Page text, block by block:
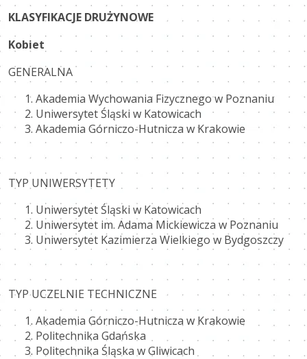
KLASYFIKACJE DRUŻYNOWE
Kobiet
GENERALNA
Akademia Wychowania Fizycznego w Poznaniu
Uniwersytet Śląski w Katowicach
Akademia Górniczo-Hutnicza w Krakowie
TYP UNIWERSYTETY
Uniwersytet Śląski w Katowicach
Uniwersytet im. Adama Mickiewicza w Poznaniu
Uniwersytet Kazimierza Wielkiego w Bydgoszczy
TYP UCZELNIE TECHNICZNE
Akademia Górniczo-Hutnicza w Krakowie
Politechnika Gdańska
Politechnika Śląska w Gliwicach